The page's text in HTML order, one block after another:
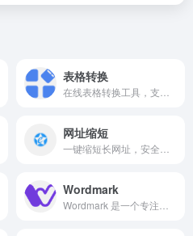
表格转换
网址缩短
Wordmark